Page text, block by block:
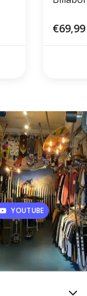
€69,99
YOUTUBE